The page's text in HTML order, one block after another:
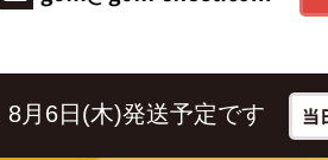
8月6日(木)発送予定です